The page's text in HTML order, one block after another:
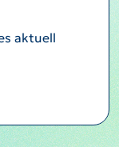
aktuell